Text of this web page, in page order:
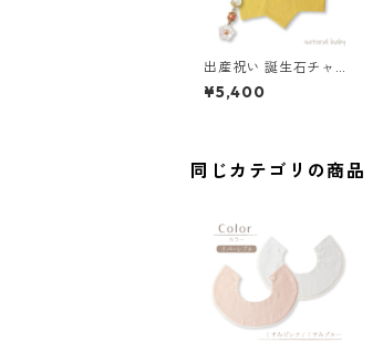
出産祝い 誕生石チャー
ム付き 星型スタイ く
すみピンク×アイボリ
¥5,400
同じカテゴリの商品